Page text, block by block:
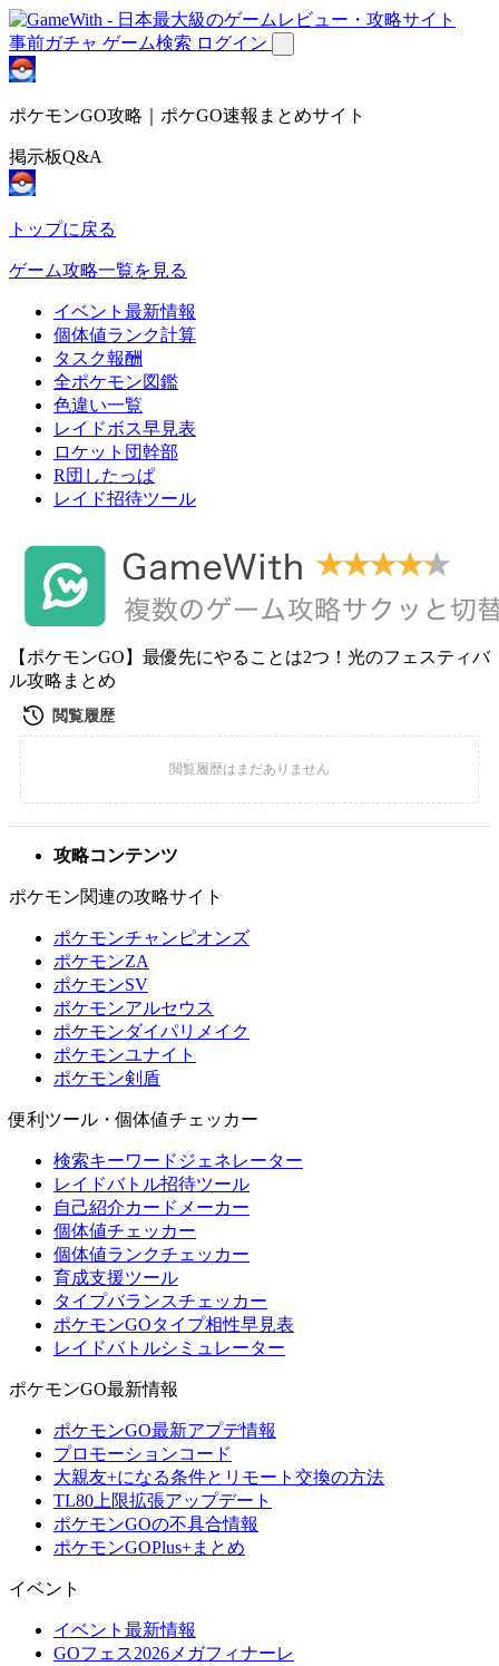
事前ガチャ ゲーム検索 ログイン
ポケモンGO攻略｜ポケGO速報まとめサイト
掲示板Q&A
トップに戻る
ゲーム攻略一覧を見る
イベント最新情報
個体値ランク計算
タスク報酬
全ポケモン図鑑
色違い一覧
レイドボス早見表
ロケット団幹部
R団したっぱ
レイド招待ツール
【ポケモンGO】最優先にやることは2つ！光のフェスティバ
ル攻略まとめ
攻略コンテンツ
ポケモン関連の攻略サイト
ポケモンチャンピオンズ
ポケモンZA
ポケモンSV
ポケモンアルセウス
ポケモンダイパリメイク
ポケモンユナイト
ポケモン剣盾
便利ツール・個体値チェッカー
検索キーワードジェネレーター
レイドバトル招待ツール
自己紹介カードメーカー
個体値チェッカー
個体値ランクチェッカー
育成支援ツール
タイプバランスチェッカー
ポケモンGOタイプ相性早見表
レイドバトルシミュレーター
ポケモンGO最新情報
ポケモンGO最新アプデ情報
プロモーションコード
大親友+になる条件とリモート交換の方法
TL80上限拡張アップデート
ポケモンGOの不具合情報
ポケモンGOPlus+まとめ
イベント
イベント最新情報
GOフェス2026メガフィナーレ